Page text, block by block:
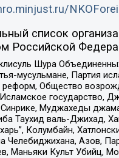
список
Российской
Шура
мусульмане, Партия
Общество
государство,
Муджахеды
Таухид валь-Джихад,
Колумбайн,
Челебиджихана, Азов,
Маньяки Культ Убийц,